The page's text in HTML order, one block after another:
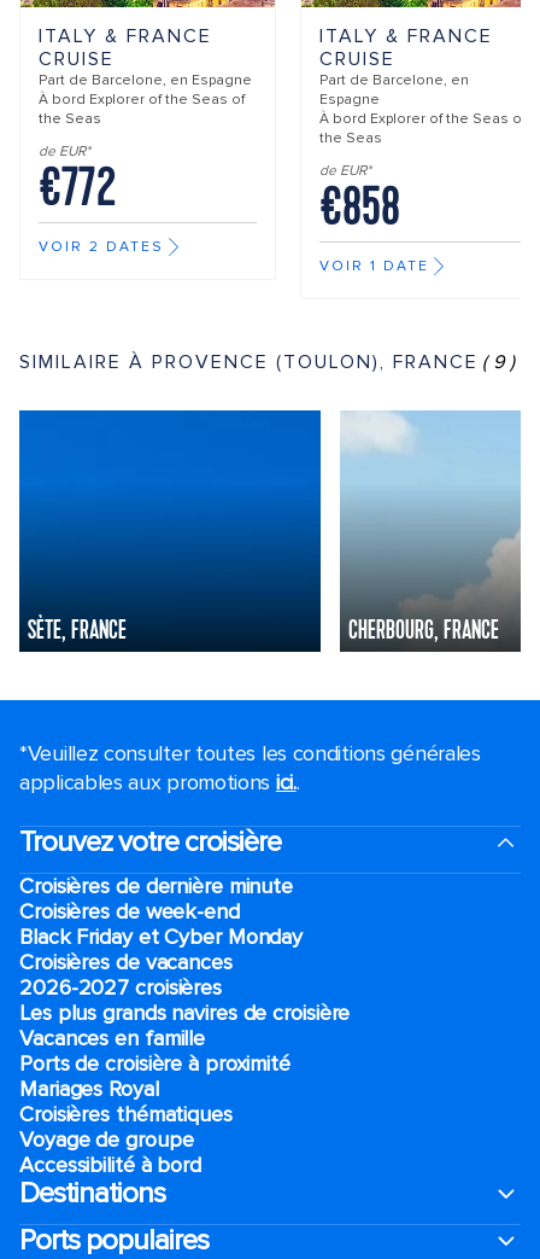
ITALY & FRANCE
CRUISE
Part de Barcelone, en Espagne
À bord Explorer of the Seas of
the Seas
de EUR*
€772
VOIR 2 DATES
ITALY & FRANCE
CRUISE
Part de Barcelone, en
Espagne
À bord Explorer of the Seas of
the Seas
de EUR*
€858
VOIR 1 DATE
SIMILAIRE À PROVENCE (TOULON), FRANCE (9)
SÈTE, FRANCE CHERBOURG, FRANCE
*Veuillez consulter toutes les conditions générales
applicables aux promotions ici..
Trouvez votre croisière
Croisières de dernière minute
Croisières de week-end
Black Friday et Cyber Monday
Croisières de vacances
2026-2027 croisières
Les plus grands navires de croisière
Vacances en famille
Ports de croisière à proximité
Mariages Royal
Croisières thématiques
Voyage de groupe​
Accessibilité à bord​
Destinations
Ports populaires